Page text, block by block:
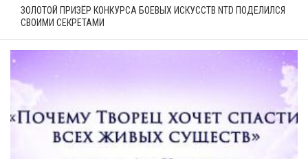
ЗОЛОТОЙ ПРИЗЁР КОНКУРСА БОЕВЫХ ИСКУССТВ NTD ПОДЕЛИЛСЯ
СВОИМИ СЕКРЕТАМИ